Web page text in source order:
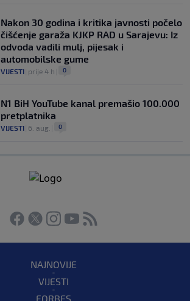
Nakon 30 godina i kritika javnosti počelo
čišćenje garaža KJKP RAD u Sarajevu: Iz
odvoda vadili mulj, pijesak i
automobilske gume
VIJESTI prije 4 h 0
N1 BiH YouTube kanal premašio 100.000
pretplatnika
VIJESTI 6. aug. 0
NAJNOVIJE
VIJESTI
FORBES